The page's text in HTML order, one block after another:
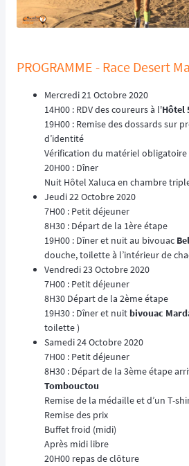
PROGRAMME - Race Desert
Mercredi 21 Octobre 2020
14H00 : RDV des coureurs à l'Hôtel
19H00 : Remise des dossards sur
d’identité
Vérification du matériel
20H00 : Dîner
Nuit Hôtel Xaluca en chambre
Jeudi 22 Octobre 2020
7H00 : Petit déjeuner
8H30 : Départ de la 1ère étape
19H00 : Dîner et nuit au bivouac
douche, toilette à l’intérieur de
Vendredi 23 Octobre 2020
7H00 : Petit déjeuner
8H30 Départ de la 2ème étape
19H30 : Dîner et nuit bivouac
toilette )
Samedi 24 Octobre 2020
7H00 : Petit déjeuner
8H30 : Départ de la 3ème étape
Tombouctou
Remise de la médaille et d’un T-
Remise des prix
Buffet froid (midi)
Après midi libre
20H00 repas de clôture